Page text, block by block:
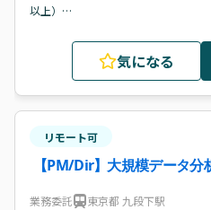
以上）
（5年以上）
気になる
リモート可
【PM/Dir】大規模データ
業務委託 東京都 九段下駅